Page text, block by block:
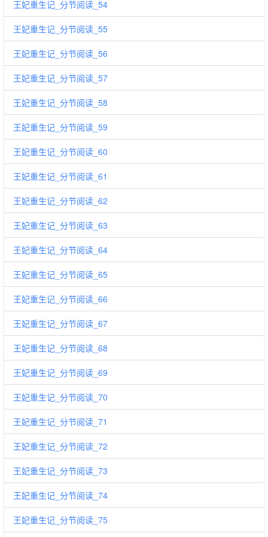
王妃重生记_分节阅读_54
王妃重生记_分节阅读_55
王妃重生记_分节阅读_56
王妃重生记_分节阅读_57
王妃重生记_分节阅读_58
王妃重生记_分节阅读_59
王妃重生记_分节阅读_60
王妃重生记_分节阅读_61
王妃重生记_分节阅读_62
王妃重生记_分节阅读_63
王妃重生记_分节阅读_64
王妃重生记_分节阅读_65
王妃重生记_分节阅读_66
王妃重生记_分节阅读_67
王妃重生记_分节阅读_68
王妃重生记_分节阅读_69
王妃重生记_分节阅读_70
王妃重生记_分节阅读_71
王妃重生记_分节阅读_72
王妃重生记_分节阅读_73
王妃重生记_分节阅读_74
王妃重生记_分节阅读_75